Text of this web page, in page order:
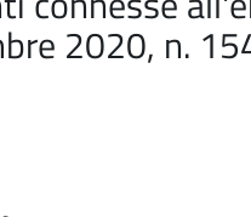
2020, n.